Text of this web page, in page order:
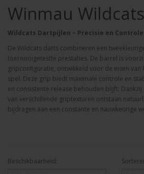
Winmau Wildcats
Wildcats Dartpijlen – Precisie en
De Wildcats darts combineren een
toernooigetestte prestaties. De barrel is
gripconfiguratie, ontwikkeld voor de eisen van
spel. Deze grip biedt maximale controle en
en consistente release behouden blijft.
van verschillende griptexturen ontstaan
bijdragen aan een constante en nauwkeurige
Beschikbaarheid: